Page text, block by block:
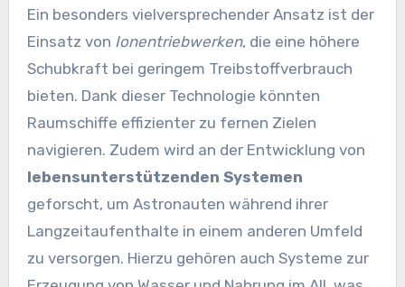
Ein besonders vielversprechender Ansatz ist der
Einsatz von Ionentriebwerken, die eine höhere
Schubkraft bei geringem Treibstoffverbrauch
bieten. Dank dieser Technologie könnten
Raumschiffe effizienter zu fernen Zielen
navigieren. Zudem wird an der Entwicklung von
lebensunterstützenden Systemen
geforscht, um Astronauten während ihrer
Langzeitaufenthalte in einem anderen Umfeld
zu versorgen. Hierzu gehören auch Systeme zur